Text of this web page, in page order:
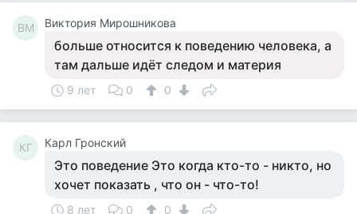
ВМ Виктория Мирошникова
больше относится к поведению человека, а
там дальше идёт следом и материя
9 лет 0 0
КГ Карл Гронский
Это поведение Это когда кто-то - никто, но
хочет показать , что он - что-то!
8 лет 0 0